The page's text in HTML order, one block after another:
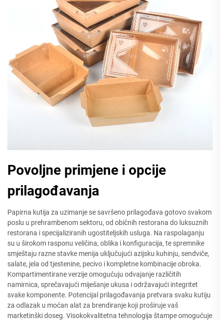
Povoljne primjene i opcije
prilagođavanja
Papirna kutija za uzimanje se savršeno prilagođava gotovo svakom
poslu u prehrambenom sektoru, od običnih restorana do luksuznih
restorana i specijaliziranih ugostiteljskih usluga. Na raspolaganju
su u širokom rasponu veličina, oblika i konfiguracija, te spremnike
smještaju razne stavke menija uključujući azijsku kuhinju, sendviče,
salate, jela od tjestenine, pecivo i kompletne kombinacije obroka.
Kompartimentirane verzije omogućuju odvajanje različitih
namirnica, sprečavajući miješanje ukusa i održavajući integritet
svake komponente. Potencijal prilagođavanja pretvara svaku kutiju
za odlazak u moćan alat za brendiranje koji proširuje vaš
marketinški doseg. Visokokvalitetna tehnologija štampe omogućuje